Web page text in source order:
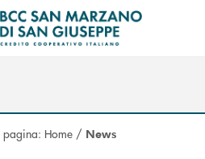
principale
pagina: Home / News